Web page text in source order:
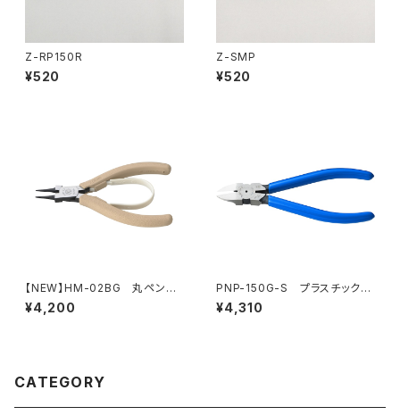
Z-RP150R
¥520
Z-SMP
¥520
【NEW】HM-02BG 丸ペンチ
（ライトベージュ）
¥4,200
PNP-150G-S プラスチックニ
ッパ（バネ付）
¥4,310
CATEGORY